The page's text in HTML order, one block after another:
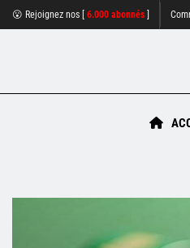
😮 Rejoignez nos [ 6.000 abonnés